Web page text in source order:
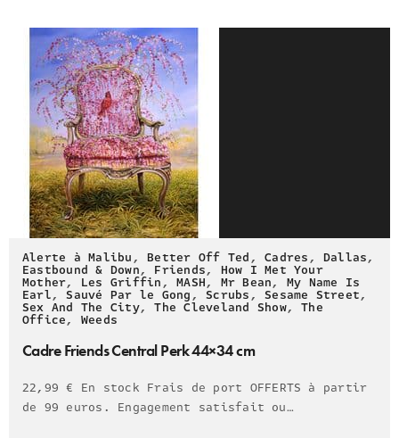
Alerte à Malibu,Better Off Ted,Cadres, Dallas,
Eastbound & Down, Friends, How I Met Your
Mother, Les Griffin,MASH, Mr Bean, My Name Is
Earl,Sauvé Par le Gong,Scrubs,Sesame Street,
Sex And The City,The Cleveland Show,The
Office, Weeds
Cadre Friends Central Perk 44×34 cm
22,99 € En stock Frais de port OFFERTS à partir
de 99 euros. Engagement satisfait ou…